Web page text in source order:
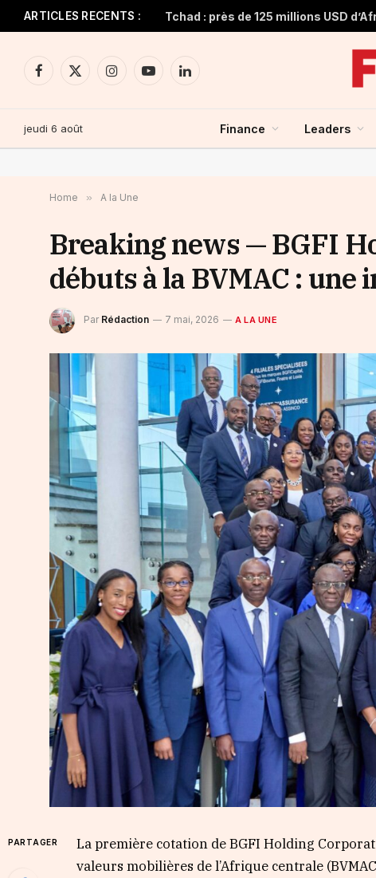
ARTICLES RECENTS :
Facebook
X
InstagramYouTubeLinkedIn
jeudi 6 août Finance Leaders
Home » A la Une
Breaking news — BGFI
débuts à la BVMAC :
Par Rédaction 7 mai, 2026 A LA UNE
PARTAGER
La première cotation de BGFI Holding
valeurs mobilières de l’Afrique centrale